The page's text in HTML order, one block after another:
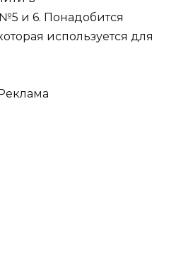
и 6. Понадобится
используется для